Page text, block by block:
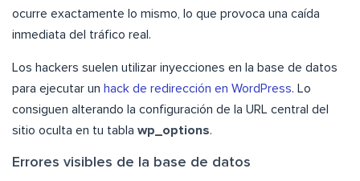
ocurre exactamente lo mismo, lo que provoca una caída
inmediata del tráfico real.
Los hackers suelen utilizar inyecciones en la base de datos
para ejecutar un hack de redirección en WordPress. Lo
consiguen alterando la configuración de la URL central del
sitio oculta en tu tabla wp_options.
Errores visibles de la base de datos